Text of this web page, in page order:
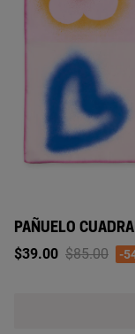
PAÑUELO
$39.00 Price
$85.00to-